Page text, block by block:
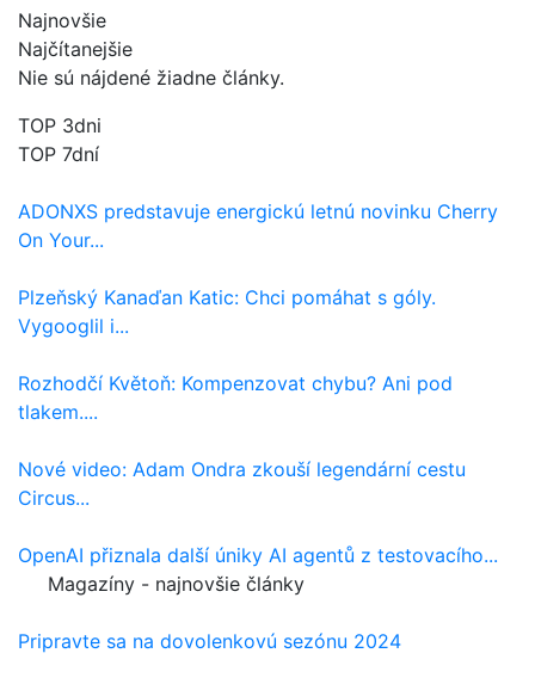
Najnovšie
Najčítanejšie
Nie sú nájdené žiadne články.
TOP 3dni
TOP 7dní
ADONXS predstavuje energickú letnú novinku Cherry
On Your...
Plzeňský Kanaďan Katic: Chci pomáhat s góly.
Vygooglil i...
Rozhodčí Květoň: Kompenzovat chybu? Ani pod
tlakem....
Nové video: Adam Ondra zkouší legendární cestu
Circus...
OpenAI přiznala další úniky AI agentů z testovacího...
Magazíny - najnovšie články
Pripravte sa na dovolenkovú sezónu 2024